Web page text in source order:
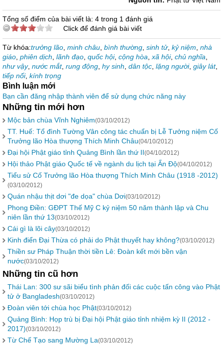
Tổng số điểm của bài viết là: 4 trong 1 đánh giá
Click để đánh giá bài viết
Từ khóa:trưởng lão minh châu bình thường sinh tử, kỷ niệm nhà
giáo phiên dịch lãnh đạo quốc hội, cộng hòa xã hội, chủ nghĩa
như vậy, nước mắt, rung động hy sinh dân tộc lặng người, giây lát,
tiếp nối, kính trọng
Bình luận mới
Bạn cần đăng nhập thành viên để sử dụng chức năng này
Những tin mới hơn
Mộc bản chùa Vĩnh Nghiêm(03/10/2012)
TT. Huế: Tổ đình Tường Vân công tác chuẩn bị Lễ Tưởng niệm Cố
Trưởng lão Hòa thượng Thích Minh Châu(04/10/2012)
Đại hội Phật giáo tỉnh Quảng Bình lần thứ II(04/10/2012)
Hội thảo Phật giáo Quốc tế về ngành du lịch tại Ấn Độ(04/10/2012)
Tiểu sử Cố Trưởng lão Hòa thượng Thích Minh Châu (1918 -2012)
(03/10/2012)
Quán nhậu thịt dơi "đe dọa" chùa Dơi(03/10/2012)
Phong Điền: GĐPT Thế Mỹ C kỷ niệm 50 năm thành lập và Chu
niên lần thứ 13(03/10/2012)
Cái gì là lõi cây(03/10/2012)
Kinh điển Đại Thừa có phải do Phật thuyết hay không?(03/10/2012)
Thiền sư Pháp Thuận thời tiền Lê: Đoàn kết mới bền vận
nước(03/10/2012)
Những tin cũ hơn
Thái Lan: 300 sư sãi biểu tình phản đối các cuộc tấn công vào Phật
tử ở Bangladesh(03/10/2012)
Đoàn viên tới chùa học Phật(03/10/2012)
Quảng Bình: Họp trù bị Đại hội Phật giáo tỉnh nhiệm kỳ II (2012 -
2017)(03/10/2012)
Từ Chế Tạo sang Mường La(03/10/2012)